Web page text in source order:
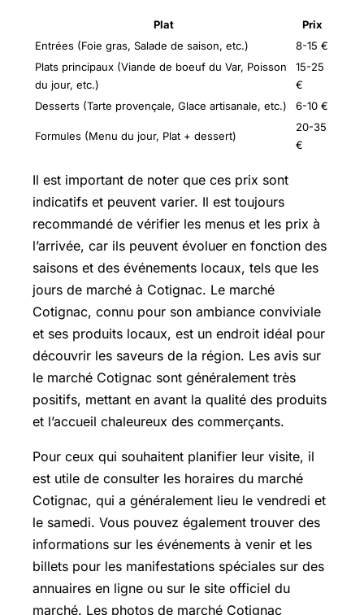
Plat
Prix
Entrées (Foie gras, Salade de saison, etc.)
8-15 €
Plats principaux (Viande de boeuf du Var, Poisson
du jour, etc.)
15-25
€
Desserts (Tarte provençale, Glace artisanale, etc.)
6-10 €
Formules (Menu du jour, Plat + dessert)
20-35
€
Il est important de noter que ces prix sont
indicatifs et peuvent varier. Il est toujours
recommandé de vérifier les menus et les prix à
l’arrivée, car ils peuvent évoluer en fonction des
saisons et des événements locaux, tels que les
jours de marché à Cotignac. Le marché
Cotignac, connu pour son ambiance conviviale
et ses produits locaux, est un endroit idéal pour
découvrir les saveurs de la région. Les avis sur
le marché Cotignac sont généralement très
positifs, mettant en avant la qualité des produits
et l’accueil chaleureux des commerçants.
Pour ceux qui souhaitent planifier leur visite, il
est utile de consulter les horaires du marché
Cotignac, qui a généralement lieu le vendredi et
le samedi. Vous pouvez également trouver des
informations sur les événements à venir et les
billets pour les manifestations spéciales sur des
annuaires en ligne ou sur le site officiel du
marché. Les photos de marché Cotignac